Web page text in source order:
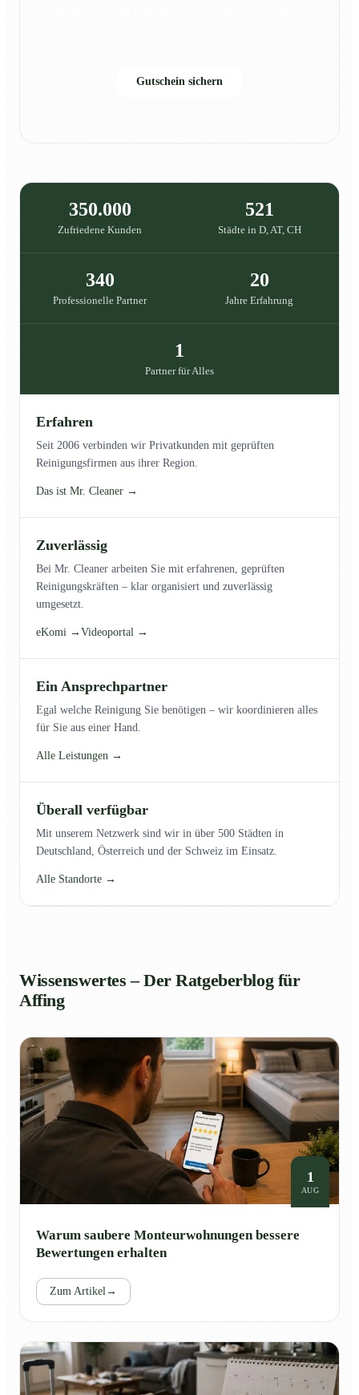
Gutschein sichern
350.000
Zufriedene Kunden
521
Städte in D, AT, CH
340
Professionelle Partner
20
Jahre Erfahrung
1
Partner für Alles
Erfahren
Seit 2006 verbinden wir Privatkunden mit geprüften
Reinigungsfirmen aus ihrer Region.
Das ist Mr. Cleaner →
Zuverlässig
Bei Mr. Cleaner arbeiten Sie mit erfahrenen, geprüften
Reinigungskräften – klar organisiert und zuverlässig
umgesetzt.
eKomi → Videoportal →
Ein Ansprechpartner
Egal welche Reinigung Sie benötigen – wir koordinieren alles
für Sie aus einer Hand.
Alle Leistungen →
Überall verfügbar
Mit unserem Netzwerk sind wir in über 500 Städten in
Deutschland, Österreich und der Schweiz im Einsatz.
Alle Standorte →
Wissenswertes – Der Ratgeberblog für
Affing
1
AUG
Warum saubere Monteurwohnungen bessere
Bewertungen erhalten
Zum Artikel→